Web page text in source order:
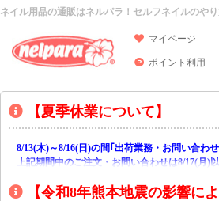
ネイル用品の通販はネルパラ！セルフネイルのや
マイページ
ポイント利用
【夏季休業について】
8/13(木)～8/16(日)の間｢出荷業務・お問い合わ
上記期間中のご注文・お問い合わせは8/17(月)
【令和8年熊本地震の影響に